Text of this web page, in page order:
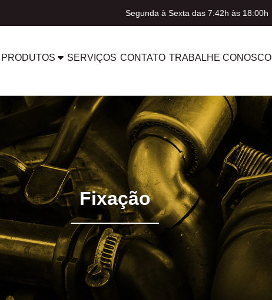
Segunda à Sexta das 7:42h às 18:00h
PRODUTOS SERVIÇOS CONTATO TRABALHE CONOSCO
Fixação